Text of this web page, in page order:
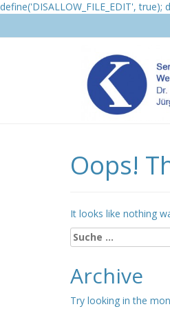
define('DISALLOW_FILE_EDIT', true);
Oops!
It looks like nothing
Suche
nach:
Archive
Try looking in the